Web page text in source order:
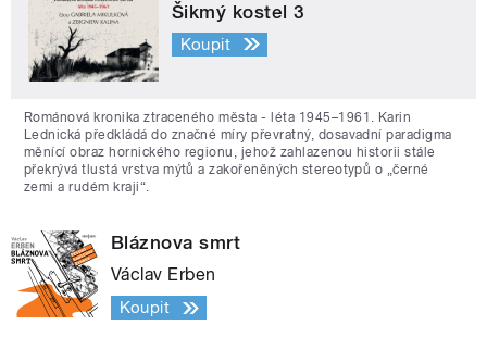
Šikmý kostel 3
Koupit
Románová kronika ztraceného města - léta 1945–1961. Karin
Lednická předkládá do značné míry převratný, dosavadní paradigma
měnící obraz hornického regionu, jehož zahlazenou historii stále
překrývá tlustá vrstva mýtů a zakořeněných stereotypů o „černé
zemi a rudém kraji“.
Bláznova smrt
Václav Erben
Koupit